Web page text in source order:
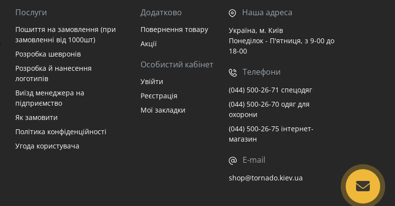
Послуги
Пошиття на замовлення (при
замовленні від 1000шт)
Розробка шевронів
Розробка й нанесення
логотипів
Виїзд менеджера на
підприємство
Як замовити
Політика конфіденційності
Угода користувача
Додатково
Повернення товару
Акції
Особистий кабінет
Увійти
Реєстрація
Мої закладки
Наша адреса
Україна, м. Київ
Понеділок - П'ятниця, з 9-00 до
18-00
Телефони
(044) 500-26-71 спецодяг
(044) 500-26-70 одяг для
охорони
(044) 500-26-75 інтернет-
магазин
E-mail
shop@tornado.kiev.ua